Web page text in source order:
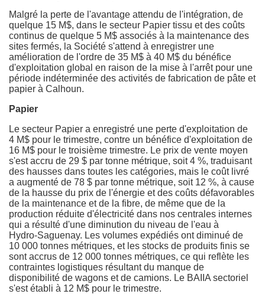
Malgré la perte de l'avantage attendu de l'intégration, de
quelque 15 M$, dans le secteur Papier tissu et des coûts
continus de quelque 5 M$ associés à la maintenance des
sites fermés, la Société s'attend à enregistrer une
amélioration de l'ordre de 35 M$ à 40 M$ du bénéfice
d'exploitation global en raison de la mise à l'arrêt pour une
période indéterminée des activités de fabrication de pâte et
papier à Calhoun.
Papier
Le secteur Papier a enregistré une perte d'exploitation de
4 M$ pour le trimestre, contre un bénéfice d'exploitation de
16 M$ pour le troisième trimestre. Le prix de vente moyen
s'est accru de 29 $ par tonne métrique, soit 4 %, traduisant
des hausses dans toutes les catégories, mais le coût livré
a augmenté de 78 $ par tonne métrique, soit 12 %, à cause
de la hausse du prix de l'énergie et des coûts défavorables
de la maintenance et de la fibre, de même que de la
production réduite d'électricité dans nos centrales internes
qui a résulté d'une diminution du niveau de l'eau à
Hydro‑Saguenay. Les volumes expédiés ont diminué de
10 000 tonnes métriques, et les stocks de produits finis se
sont accrus de 12 000 tonnes métriques, ce qui reflète les
contraintes logistiques résultant du manque de
disponibilité de wagons et de camions. Le BAIIA sectoriel
s'est établi à 12 M$ pour le trimestre.